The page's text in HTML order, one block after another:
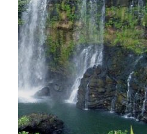
La culture musicale